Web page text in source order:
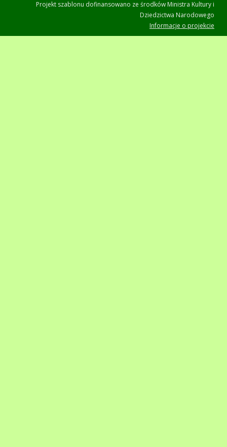
Projekt szablonu dofinansowano ze środków Ministra Kultury i
Dziedzictwa Narodowego
Informacje o projekcie